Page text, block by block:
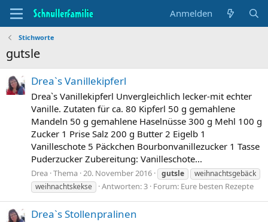
Anmelden
Stichworte
gutsle
Drea`s Vanillekipferl
Drea`s Vanillekipferl Unvergleichlich lecker-mit echter
Vanille. Zutaten für ca. 80 Kipferl 50 g gemahlene
Mandeln 50 g gemahlene Haselnüsse 300 g Mehl 100 g
Zucker 1 Prise Salz 200 g Butter 2 Eigelb 1
Vanilleschote 5 Päckchen Bourbonvanillezucker 1 Tasse
Puderzucker Zubereitung: Vanilleschote...
Drea Thema 20. November 2016 gutsle
weihnachtsgebäck
weihnachtskekse
Antworten: 3 Forum: Eure besten Rezepte
Drea`s Stollenpralinen